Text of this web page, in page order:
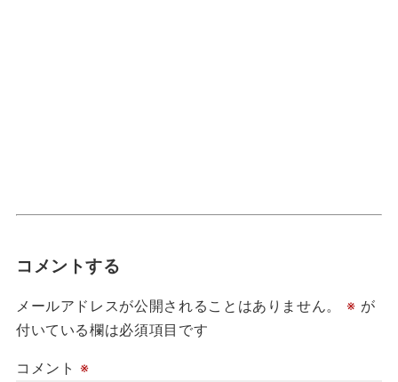
コメントする
メールアドレスが公開されることはありません。 ※ が
付いている欄は必須項目です
コメント ※